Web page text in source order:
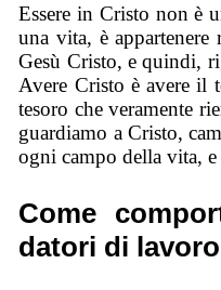
Essere in Cristo non è
una vita, è
Gesù Cristo, e quindi,
Avere Cristo è avere il
tesoro che veramente
guardiamo a Cristo,
ogni campo della vita,
Come
datori di lavoro